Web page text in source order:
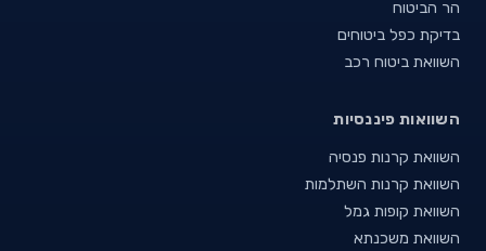
הר הביטוח
בדיקת כפל ביטוחים
השוואת ביטוח רכב
השוואות פיננסיות
השוואת קרנות פנסיה
השוואת קרנות השתלמות
השוואת קופות גמל
השוואת משכנתא